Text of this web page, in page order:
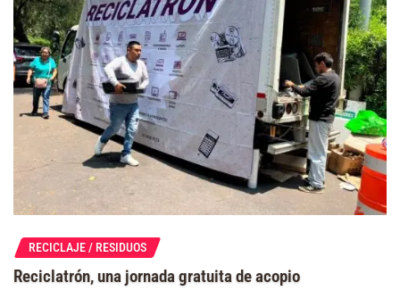
RECICLAJE / RESIDUOS
Reciclatrón, una jornada gratuita de acopio